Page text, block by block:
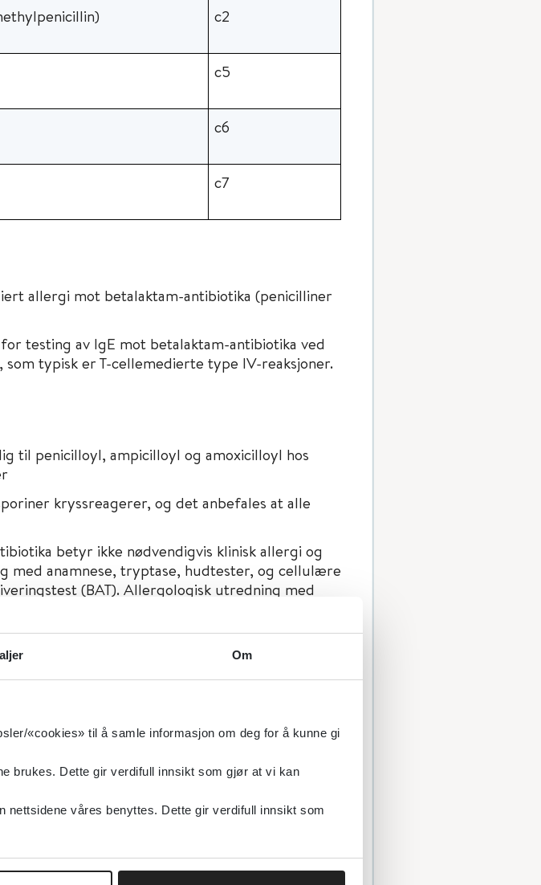
Om
«cookies» til å samle informasjon om deg for å kunne gi
brukes. Dette gir verdifull innsikt som gjør at vi kan
nettsidene våres benyttes. Dette gir verdifull innsikt som
c2
c5
c6
c7
allergi mot betalaktam-antibiotika (penicilliner
testing av IgE mot betalaktam-antibiotika ved
som typisk er T-cellemedierte type IV-reaksjoner.
til penicilloyl, ampicilloyl og amoxicilloyl hos
kryssreagerer, og det anbefales at alle
betyr ikke nødvendigvis klinisk allergi og
med anamnese, tryptase, hudtester, og cellulære
(BAT). Allergologisk utredning med
av perioperativ
Klassifikasjon Analysekode
Antitussiva c261